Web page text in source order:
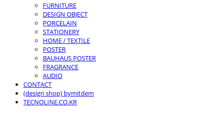
FURNITURE
DESIGN OBJECT
PORCELAIN
STATIONERY
HOME / TEXTILE
POSTER
BAUHAUS POSTER
FRAGRANCE
AUDIO
CONTACT
(design shop) bymitdem
TECNOLINE.CO.KR